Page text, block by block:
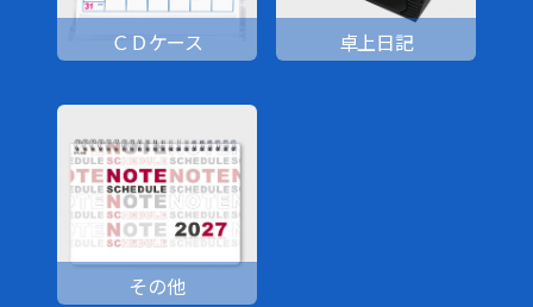
ＣＤケース 卓上日記
その他